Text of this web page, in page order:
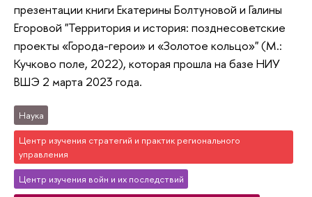
презентации книги Екатерины Болтуновой и Галины
Егоровой "Территория и история: позднесоветские
проекты «Города-герои» и «Золотое кольцо»" (М.:
Кучково поле, 2022), которая прошла на базе НИУ
ВШЭ 2 марта 2023 года.
Наука
Центр изучения стратегий и практик регионального
управления
Центр изучения войн и их последствий